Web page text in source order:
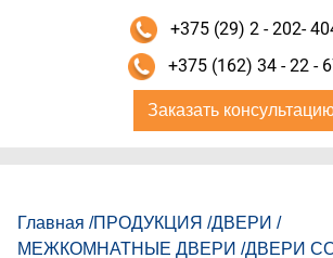
+375 (29) 2 - 202-
+375 (162) 34 - 22 -
Заказать
Главная /ПРОДУКЦИЯ /ДВЕРИ /
МЕЖКОМНАТНЫЕ ДВЕРИ /ДВЕРИ